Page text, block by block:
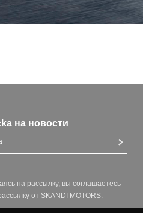
на новости
на рассылку, вы соглашаетесь
от SKANDI MOTORS.